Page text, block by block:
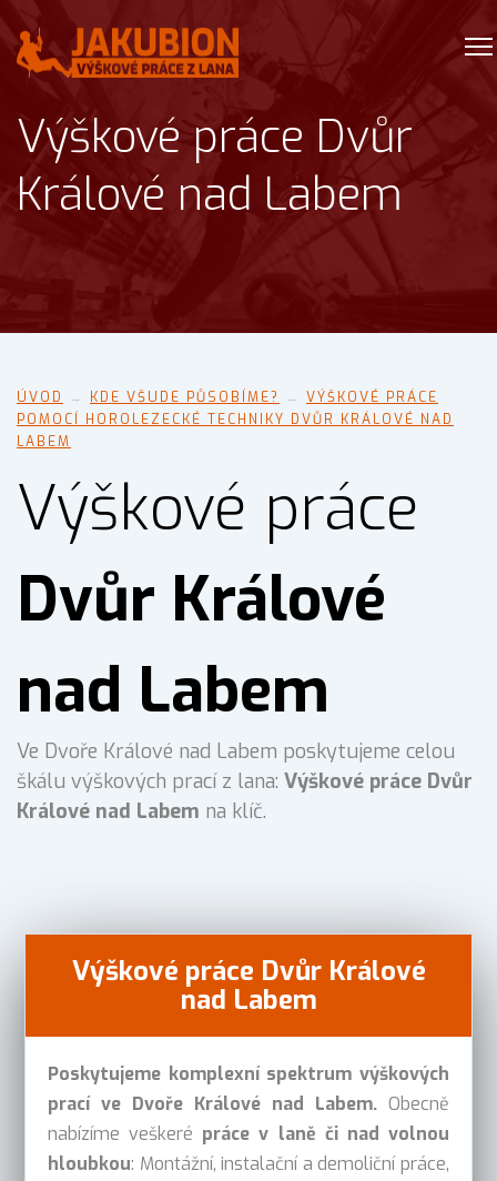
Výškové práce Dvůr
Králové nad Labem
ÚVOD → KDE VŠUDE PŮSOBÍME? → VÝŠKOVÉ PRÁCE
POMOCÍ HOROLEZECKÉ TECHNIKY DVŮR KRÁLOVÉ NAD
LABEM
Výškové práce
Dvůr Králové
nad Labem
Ve Dvoře Králové nad Labem poskytujeme celou
škálu výškových prací z lana: Výškové práce Dvůr
Králové nad Labem na klíč.
Výškové práce Dvůr Králové
nad Labem
Poskytujeme komplexní spektrum výškových
prací ve Dvoře Králové nad Labem.Obecně
nabízíme veškeré práce v laně či nad volnou
hloubkou: Montážní, instalační a demoliční práce,